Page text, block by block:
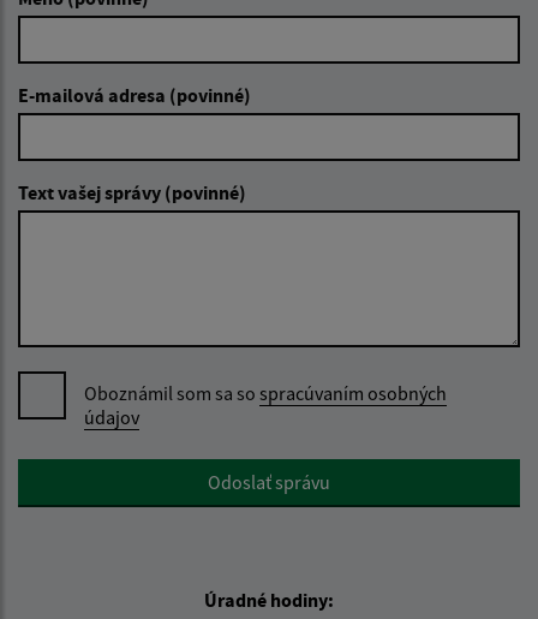
E-mailová adresa (povinné)
Text vašej správy (povinné)
Oboznámil som sa so spracúvaním osobných
údajov
Google reCaptcha ResponseOdoslať správu
Úradné hodiny: